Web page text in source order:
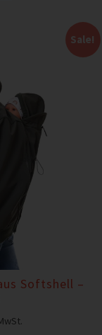
Sale!
Softshell –